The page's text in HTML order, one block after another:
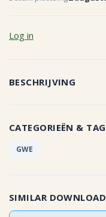
Log in
BESCHRIJVING
CATEGORIEËN &
GWE
SIMILAR